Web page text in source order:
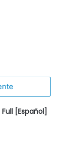
[Español]